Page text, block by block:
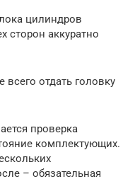
цилиндров
сторон аккуратно
отдать головку
проверка
комплектующих.
– обязательная